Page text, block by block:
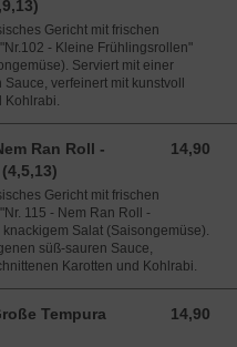
Gericht mit frischen
- Kleine Frühlingsrollen"
Serviert mit einer
verfeinert mit kunstvoll
Kohlrabi.
Ran Roll -
14,90
14,90 EUR
Gericht mit frischen
115 - Nem Ran Roll -
Salat (Saisongemüse).
süß-sauren Sauce,
Karotten und Kohlrabi.
Tempura
14,90
14,90 EUR